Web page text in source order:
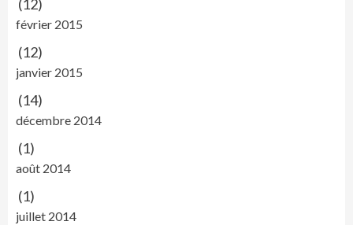
(12)
février 2015
(12)
janvier 2015
(14)
décembre 2014
(1)
août 2014
(1)
juillet 2014